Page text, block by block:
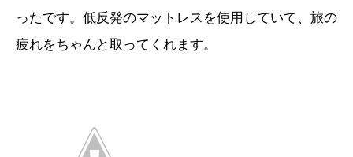
ったです。低反発のマットレスを使用していて、旅の
疲れをちゃんと取ってくれます。